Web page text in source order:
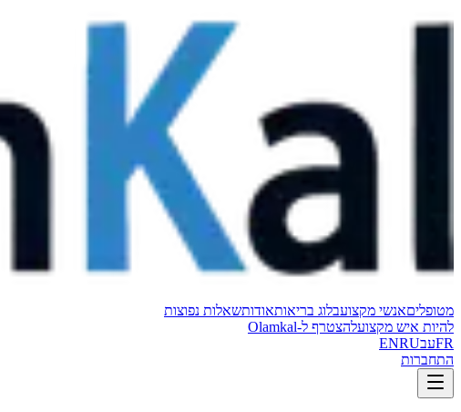
מטופליםאנשי מקצועבלוג בריאותאודותשאלות נפוצות
להיות איש מקצועלהצטרף ל-Olamkal
FRעב ENRU
התחברות